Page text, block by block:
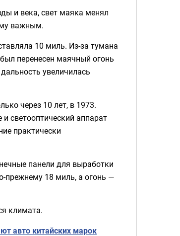
и века, свет маяка менял
важным.
10 миль. Из-за тумана
перенесен маячный огонь
увеличилась
через 10 лет, в 1973.
светооптический аппарат
практически
панели для выработки
прежнему 18 миль, а огонь —
климата.
авто китайских марок